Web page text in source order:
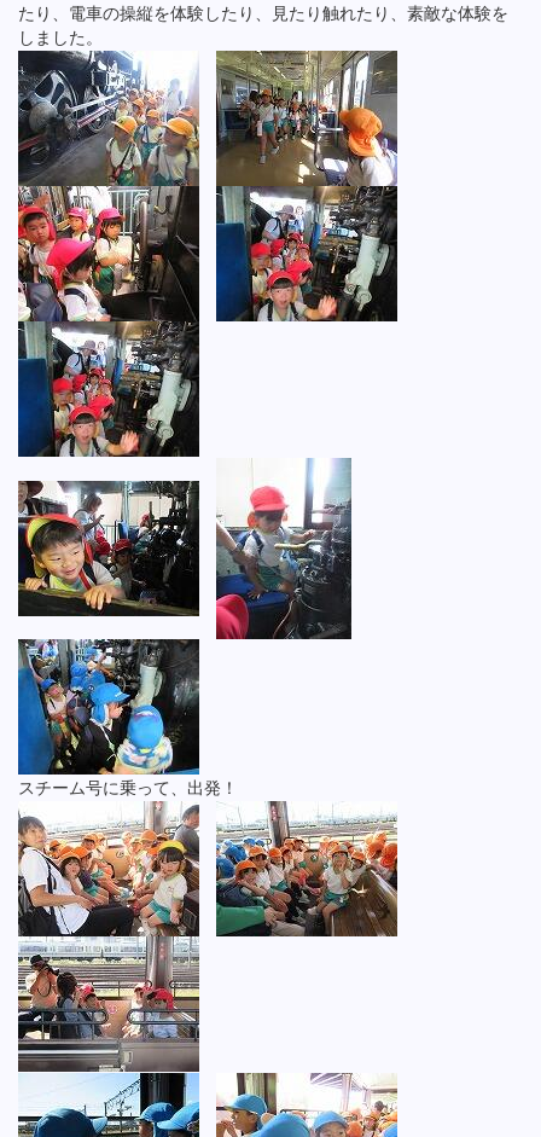
たり、電車の操縦を体験したり、見たり触れたり、素敵な体験を
しました。
スチーム号に乗って、出発！